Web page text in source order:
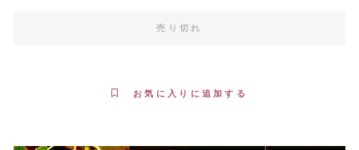
売り切れ
お気に入りに追加する